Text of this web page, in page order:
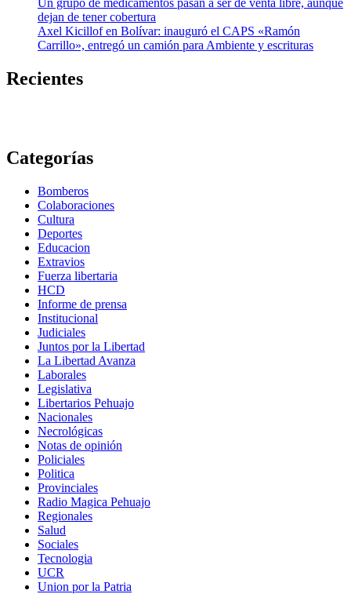
Un grupo de medicamentos pasan a ser de venta libre, aunque
dejan de tener cobertura
Axel Kicillof en Bolívar: inauguró el CAPS «Ramón
Carrillo», entregó un camión para Ambiente y escrituras
Recientes
Categorías
Bomberos
Colaboraciones
Cultura
Deportes
Educacion
Extravios
Fuerza libertaria
HCD
Informe de prensa
Institucional
Judiciales
Juntos por la Libertad
La Libertad Avanza
Laborales
Legislativa
Libertarios Pehuajo
Nacionales
Necrológicas
Notas de opinión
Policiales
Politica
Provinciales
Radio Magica Pehuajo
Regionales
Salud
Sociales
Tecnologia
UCR
Union por la Patria